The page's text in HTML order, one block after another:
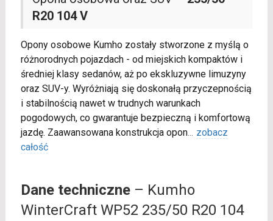
R20 104 V
Opony osobowe Kumho zostały stworzone z myślą o
różnorodnych pojazdach - od miejskich kompaktów i
średniej klasy sedanów, aż po ekskluzywne limuzyny
oraz SUV-y. Wyróżniają się doskonałą przyczepnością
i stabilnością nawet w trudnych warunkach
pogodowych, co gwarantuje bezpieczną i komfortową
jazdę. Zaawansowana konstrukcja opon... zobacz
całość
Dane techniczne– Kumho
WinterCraft WP52 235/50 R20 104